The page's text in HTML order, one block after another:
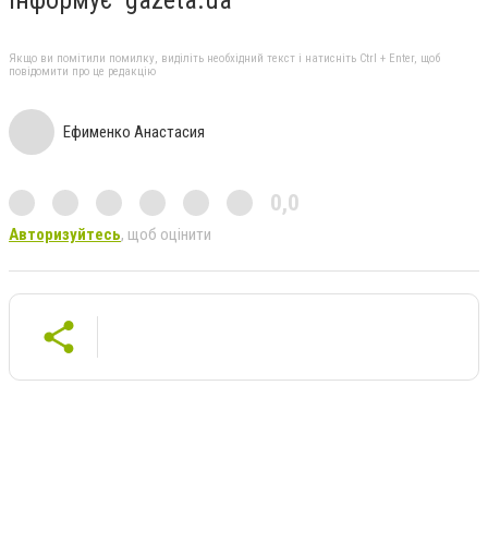
Якщо ви помітили помилку, виділіть необхідний текст і натисніть Ctrl + Enter, щоб
повідомити про це редакцію
Ефименко Анастасия
0,0
Авторизуйтесь, щоб оцінити